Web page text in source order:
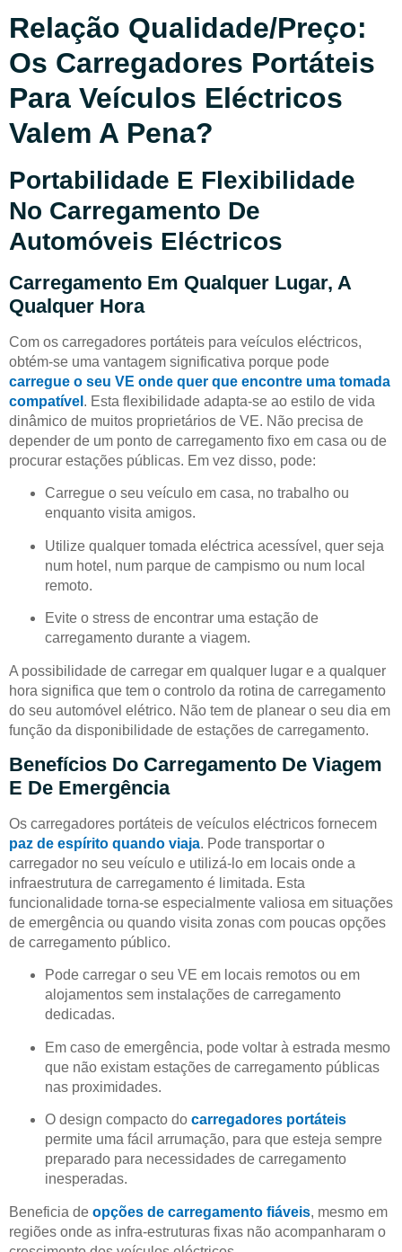
Relação Qualidade/preço:
Os Carregadores Portáteis
Para Veículos Eléctricos
Valem A Pena?
Portabilidade E Flexibilidade
No Carregamento De
Automóveis Eléctricos
Carregamento Em Qualquer Lugar, A
Qualquer Hora
Com os carregadores portáteis para veículos eléctricos,
obtém-se uma vantagem significativa porque pode
carregue o seu VE onde quer que encontre uma tomada
compatível . Esta flexibilidade adapta-se ao estilo de vida
dinâmico de muitos proprietários de VE. Não precisa de
depender de um ponto de carregamento fixo em casa ou de
procurar estações públicas. Em vez disso, pode:
Carregue o seu veículo em casa, no trabalho ou
enquanto visita amigos.
Utilize qualquer tomada eléctrica acessível, quer seja
num hotel, num parque de campismo ou num local
remoto.
Evite o stress de encontrar uma estação de
carregamento durante a viagem.
A possibilidade de carregar em qualquer lugar e a qualquer
hora significa que tem o controlo da rotina de carregamento
do seu automóvel elétrico. Não tem de planear o seu dia em
função da disponibilidade de estações de carregamento.
Benefícios Do Carregamento De Viagem
E De Emergência
Os carregadores portáteis de veículos eléctricos fornecem
paz de espírito quando viaja. Pode transportar o
carregador no seu veículo e utilizá-lo em locais onde a
infraestrutura de carregamento é limitada. Esta
funcionalidade torna-se especialmente valiosa em situações
de emergência ou quando visita zonas com poucas opções
de carregamento público.
Pode carregar o seu VE em locais remotos ou em
alojamentos sem instalações de carregamento
dedicadas.
Em caso de emergência, pode voltar à estrada mesmo
que não existam estações de carregamento públicas
nas proximidades.
O design compacto do carregadores portáteis
permite uma fácil arrumação, para que esteja sempre
preparado para necessidades de carregamento
inesperadas.
Beneficia de opções de carregamento fiáveis, mesmo em
regiões onde as infra-estruturas fixas não acompanharam o